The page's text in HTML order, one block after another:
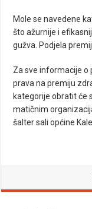
Mole se navedene
što ažurnije i
gužva. Podjela
Za sve informacije o
prava na premiju
kategorije obratit će
matičnim
šalter sali općine